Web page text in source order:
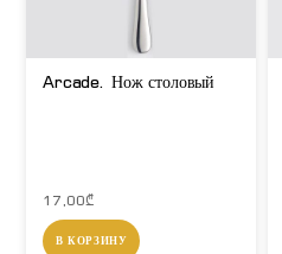
Arcade. Нож столовый
17,00₾
В КОРЗИНУ